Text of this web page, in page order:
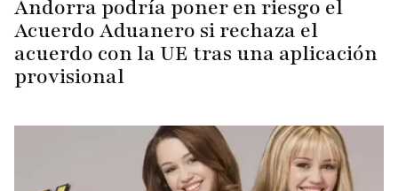
Andorra podría poner en riesgo el
Acuerdo Aduanero si rechaza el
acuerdo con la UE tras una aplicación
provisional